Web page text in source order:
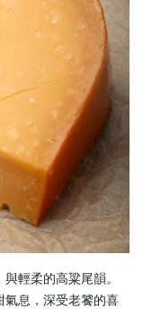
輕柔的高粱尾韻。
氣息，深受老饕的喜